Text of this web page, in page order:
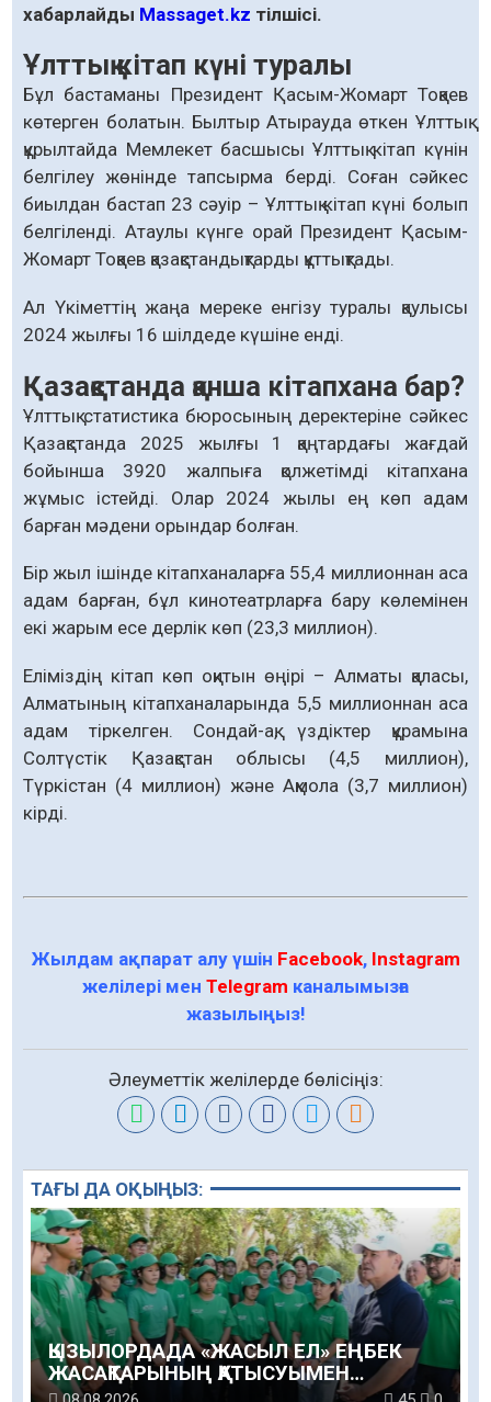
хабарлайды Massaget.kz тілшісі.
Ұлттық кітап күні туралы
Бұл бастаманы Президент Қасым-Жомарт Тоқаев
көтерген болатын. Былтыр Атырауда өткен Ұлттық
құрылтайда Мемлекет басшысы Ұлттық кітап күнін
белгілеу жөнінде тапсырма берді. Соған сәйкес
биылдан бастап 23 сәуір – Ұлттық кітап күні болып
белгіленді. Атаулы күнге орай Президент Қасым-
Жомарт Тоқаев қазақстандықтарды құттықтады.
Ал Үкіметтің жаңа мереке енгізу туралы қаулысы
2024 жылғы 16 шілдеде күшіне енді.
Қазақстанда қанша кітапхана бар?
Ұлттық статистика бюросының деректеріне сәйкес
Қазақстанда 2025 жылғы 1 қаңтардағы жағдай
бойынша 3920 жалпыға қолжетімді кітапхана
жұмыс істейді. Олар 2024 жылы ең көп адам
барған мәдени орындар болған.
Бір жыл ішінде кітапханаларға 55,4 миллионнан аса
адам барған, бұл кинотеатрларға бару көлемінен
екі жарым есе дерлік көп (23,3 миллион).
Еліміздің кітап көп оқитын өңірі – Алматы қаласы,
Алматының кітапханаларында 5,5 миллионнан аса
адам тіркелген. Сондай-ақ, үздіктер құрамына
Солтүстік Қазақстан облысы (4,5 миллион),
Түркістан (4 миллион) және Ақмола (3,7 миллион)
кірді.
Жылдам ақпарат алу үшін Facebook, Instagram
желілері мен Telegram каналымызға
жазылыңыз!
Әлеуметтік желілерде бөлісіңіз:
ТАҒЫ ДА ОҚЫҢЫЗ:
ҚЫЗЫЛОРДАДА «ЖАСЫЛ ЕЛ» ЕҢБЕК
ЖАСАҚТАРЫНЫҢ ҚАТЫСУЫМЕН
ЭКОЛОГИЯЛЫҚ СЕНБІЛІК ӨТТІ